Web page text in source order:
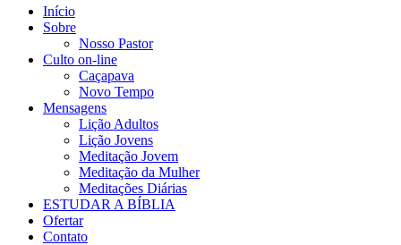
Início
Sobre
Nosso Pastor
Culto on-line
Caçapava
Novo Tempo
Mensagens
Lição Adultos
Lição Jovens
Meditação Jovem
Meditação da Mulher
Meditações Diárias
ESTUDAR A BÍBLIA
Ofertar
Contato